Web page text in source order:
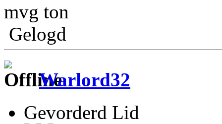
mvg ton
Gelogd
Warlord32
Gevorderd Lid